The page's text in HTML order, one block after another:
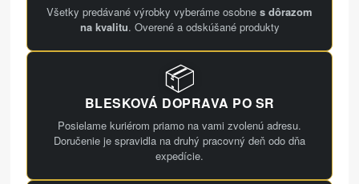
Všetky predávané výrobky vyberáme osobne s dôrazom
na kvalitu. Overené a odskúšané produkty
📦
BLESKOVÁ DOPRAVA PO SR
Posielame kuriérom priamo na vami zvolenú adresu.
Doručenie je spravidla na druhý pracovný deň odo dňa
expedície.